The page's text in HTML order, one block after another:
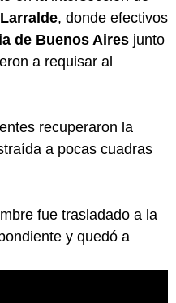
, donde efectivos
de Buenos Aires junto
a requisar al
recuperaron la
a pocas cuadras
fue trasladado a la
y quedó a